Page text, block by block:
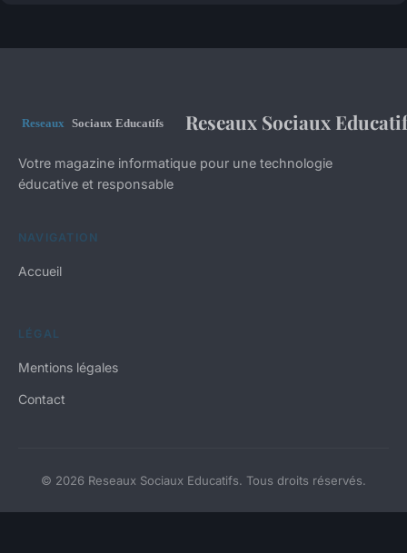
Reseaux Sociaux
Votre magazine informatique pour une technologie
éducative et responsable
NAVIGATION
Accueil
LÉGAL
Mentions légales
Contact
© 2026 Reseaux Sociaux Educatifs. Tous droits réservés.